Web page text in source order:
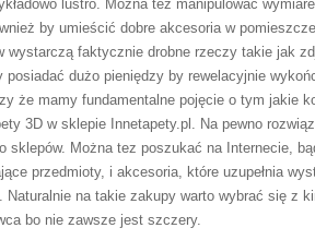
lustro. Można też manipulować
by umieścić dobre akcesoria w
wystarczą faktycznie drobne rzeczy takie jak
posiadać dużo pieniędzy by rewelacyjnie
że mamy fundamentalne pojęcie o tym jakie
3D w sklepie Innetapety.pl. Na pewno
sklepów. Można tez poszukać na Internecie,
przedmioty, i akcesoria, które uzupełnia
Naturalnie na takie zakupy warto wybrać się z
bo nie zawsze jest szczery.